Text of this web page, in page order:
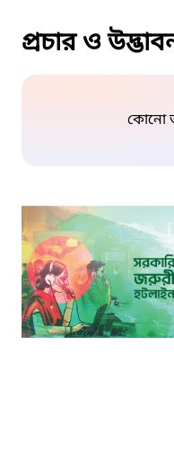
প্রচার ও
কোনো